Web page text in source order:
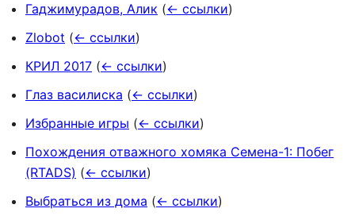
Гаджимурадов, Алик (← ссылки)
Zlobot (← ссылки)
КРИЛ 2017 (← ссылки)
Глаз василиска (← ссылки)
Избранные игры (← ссылки)
Похождения отважного хомяка Семена-1: Побег
(RTADS) (← ссылки)
Выбраться из дома (← ссылки)